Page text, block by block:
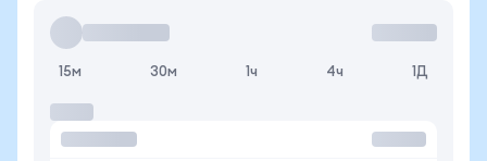
15м 30м 1ч 4ч 1Д